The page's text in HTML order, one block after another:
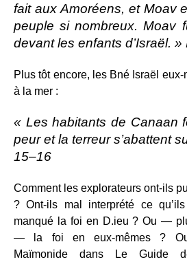
fait aux Amoréens, et Moav
peuple si nombreux. Moav
devant les enfants d’Israël.
Plus tôt encore, les Bné Israël
à la mer :
« Les habitants de Canaan
peur et la terreur s’abattent
15–16
Comment les explorateurs ont-ils
? Ont-ils mal interprété ce
manqué la foi en D.ieu ? Ou —
— la foi en eux-mêmes ? Ou,
Maïmonide dans Le Guide